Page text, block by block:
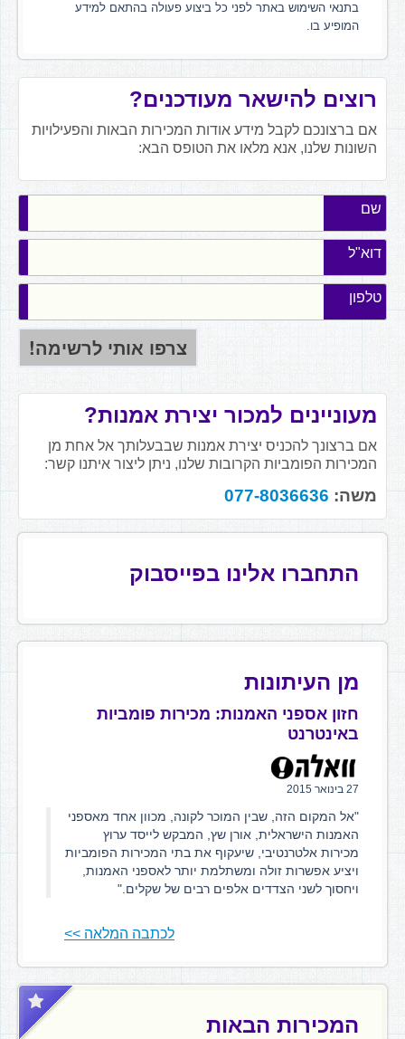
בתנאי השימוש באתר לפני כל ביצוע פעולה בהתאם למידע
המופיע בו.
רוצים להישאר מעודכנים?
אם ברצונכם לקבל מידע אודות המכירות הבאות והפעילויות
השונות שלנו, אנא מלאו את הטופס הבא:
שם
דוא"ל
טלפון
מעוניינים למכור יצירת אמנות?
אם ברצונך להכניס יצירת אמנות שבבעלותך אל אחת מן
המכירות הפומביות הקרובות שלנו, ניתן ליצור איתנו קשר:
משה: 077-8036636
התחברו אלינו בפייסבוק
מן העיתונות
חזון אספני האמנות: מכירות פומביות
באינטרנט
27 בינואר 2015
"אל המקום הזה, שבין המוכר לקונה, מכוון אחד מאספני
האמנות הישראלית, אורן שץ, המבקש לייסד ערוץ
מכירות אלטרנטיבי, שיעקוף את בתי המכירות הפומביות
ויציע אפשרות זולה ומשתלמת יותר לאספני האמנות,
ויחסוך לשני הצדדים אלפים רבים של שקלים."
לכתבה המלאה >>
המכירות הבאות